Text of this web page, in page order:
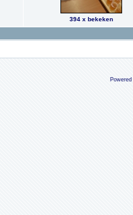
394 x bekeken